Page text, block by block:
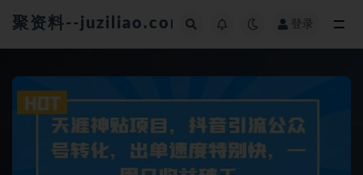
聚资料--juziliao.com--全网资料整合平台
登录